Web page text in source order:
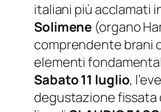
italiani più acclamati
Solimene (organo
comprendente brani
elementi
Sabato 11 luglio,
degustazione fissata